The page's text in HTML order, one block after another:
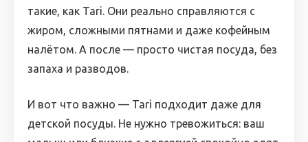
такие, как Tari. Они реально справляются с
жиром, сложными пятнами и даже кофейным
налётом. А после — просто чистая посуда, без
запаха и разводов.
И вот что важно — Tari подходит даже для
детской посуды. Не нужно тревожиться: ваш